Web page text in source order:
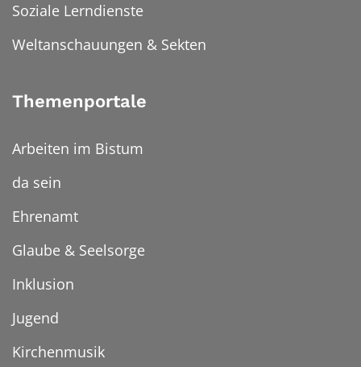
Soziale Lerndienste
Weltanschauungen & Sekten
Themenportale
Arbeiten im Bistum
da sein
Ehrenamt
Glaube & Seelsorge
Inklusion
Jugend
Kirchenmusik